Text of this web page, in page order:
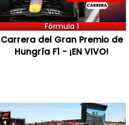
Fórmula 1
Carrera del Gran Premio de
Hungría F1 - ¡EN VIVO!